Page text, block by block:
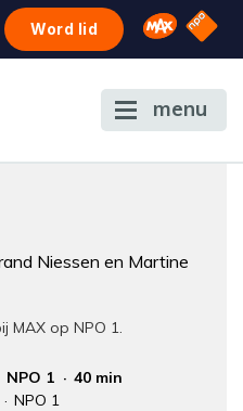
Word lid Omroep
NPO
menu
Als het
klantenservice.
Niessen en Martine
MAX op NPO 1.
NPO 1
40 min
NPO 1